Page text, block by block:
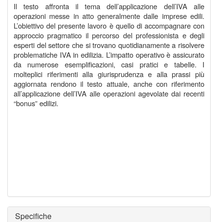
Il testo affronta il tema dell’applicazione dell’IVA alle
operazioni messe in atto generalmente dalle imprese edili.
L’obiettivo del presente lavoro è quello di accompagnare con
approccio pragmatico il percorso del professionista e degli
esperti del settore che si trovano quotidianamente a risolvere
problematiche IVA in edilizia. L’impatto operativo è assicurato
da numerose esemplificazioni, casi pratici e tabelle. I
molteplici riferimenti alla giurisprudenza e alla prassi più
aggiornata rendono il testo attuale, anche con riferimento
all’applicazione dell’IVA alle operazioni agevolate dai recenti
“bonus” edilizi.
Specifiche